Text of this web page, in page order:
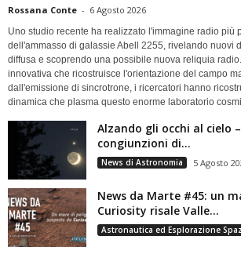
Rossana Conte - 6 Agosto 2026
Uno studio recente ha realizzato l'immagine radio più
dell'ammasso di galassie Abell 2255, rivelando nuovi
diffusa e scoprendo una possibile nuova reliquia
innovativa che ricostruisce l'orientazione del campo
dall'emissione di sincrotrone, i ricercatori hanno
dinamica che plasma questo enorme laboratorio
Alzando gli occhi al cielo
congiunzioni di...
News di Astronomia 5 Agosto
News da Marte #45: un
Curiosity risale Valle...
Astronautica ed Esplorazione